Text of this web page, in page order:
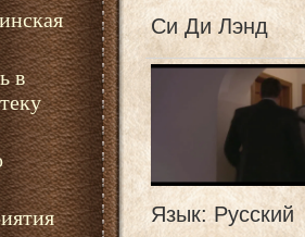
в
Си Ди Лэнд
Язык: Русский